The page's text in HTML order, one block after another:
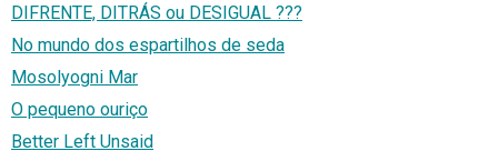
DIFRENTE, DITRÁS ou DESIGUAL ???
No mundo dos espartilhos de seda
Mosolyogni Mar
O pequeno ouriço
Better Left Unsaid